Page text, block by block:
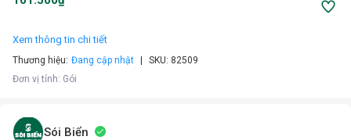
Xem thông tin chi tiết
Thương hiệu: Đang cập nhật SKU: 82509
Đơn vị tính: Gói
Sói Biển